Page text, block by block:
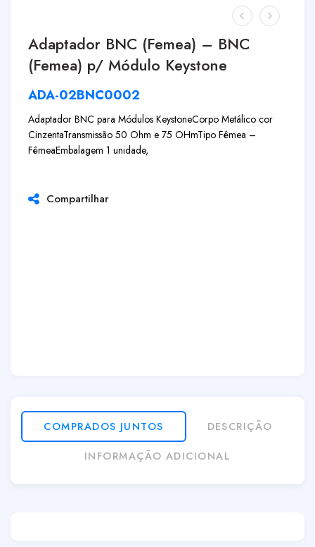
Adaptador BNC (Femea) – BNC
(Femea) p/ Módulo Keystone
ADA-02BNC0002
Adaptador BNC para Módulos KeystoneCorpo Metálico cor
CinzentaTransmissão 50 Ohm e 75 OHmTipo Fêmea –
FêmeaEmbalagem 1 unidade,
Compartilhar
COMPRADOS JUNTOS
DESCRIÇÃO
INFORMAÇÃO ADICIONAL